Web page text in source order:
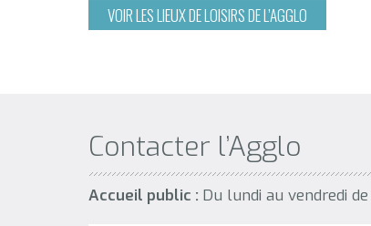
VOIR LES LIEUX DE LOISIRS DE L’AGGLO
Contacter l’Agglo
Accueil public : Du lundi au vendredi